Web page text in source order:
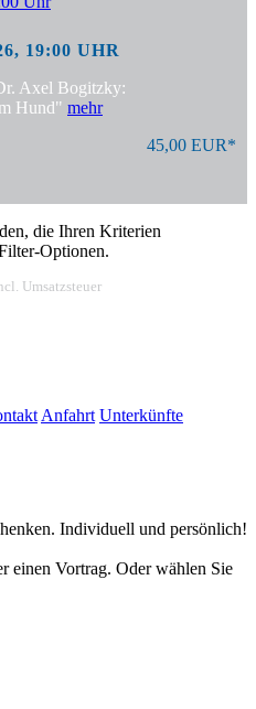
19:00 UHR
Axel Bogitzky:
Hund" mehr
45,00 EUR*
die Ihren Kriterien
Optionen.
Umsatzsteuer
Anfahrt Unterkünfte
Individuell und persönlich!
einen Vortrag. Oder wählen Sie